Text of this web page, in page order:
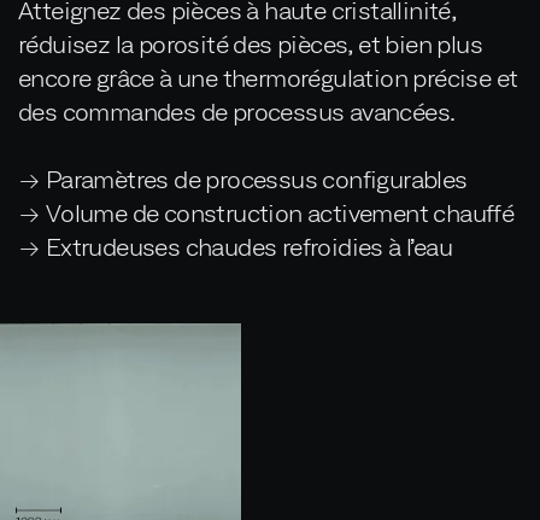
Atteignez des pièces à haute cristallinité,
réduisez la porosité des pièces, et bien plus
encore grâce à une thermorégulation précise et
des commandes de processus avancées.
→ Paramètres de processus configurables
→ Volume de construction activement chauffé
→ Extrudeuses chaudes refroidies à l’eau